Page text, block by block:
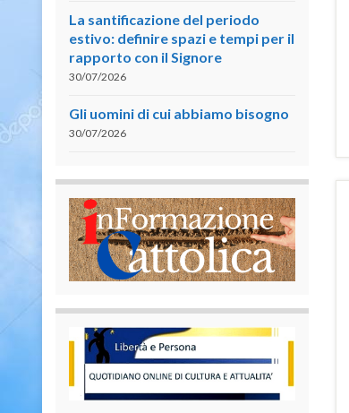
La santificazione del periodo
estivo: definire spazi e tempi per il
rapporto con il Signore
30/07/2026
Gli uomini di cui abbiamo bisogno
30/07/2026